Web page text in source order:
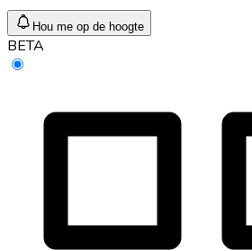
Hou me op de hoogte
BETA